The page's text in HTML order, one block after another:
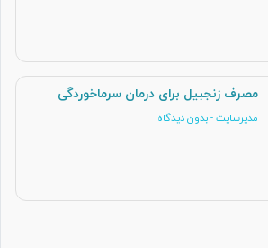
مصرف زنجبیل برای درمان سرماخوردگی
مدیرسایت بدون دیدگاه